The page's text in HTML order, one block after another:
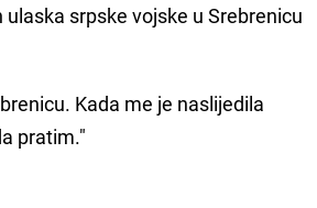
srpske vojske u Srebrenicu
Kada me je naslijedila
pratim."